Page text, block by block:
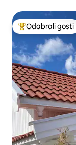
Među najviše
Odabrali gosti